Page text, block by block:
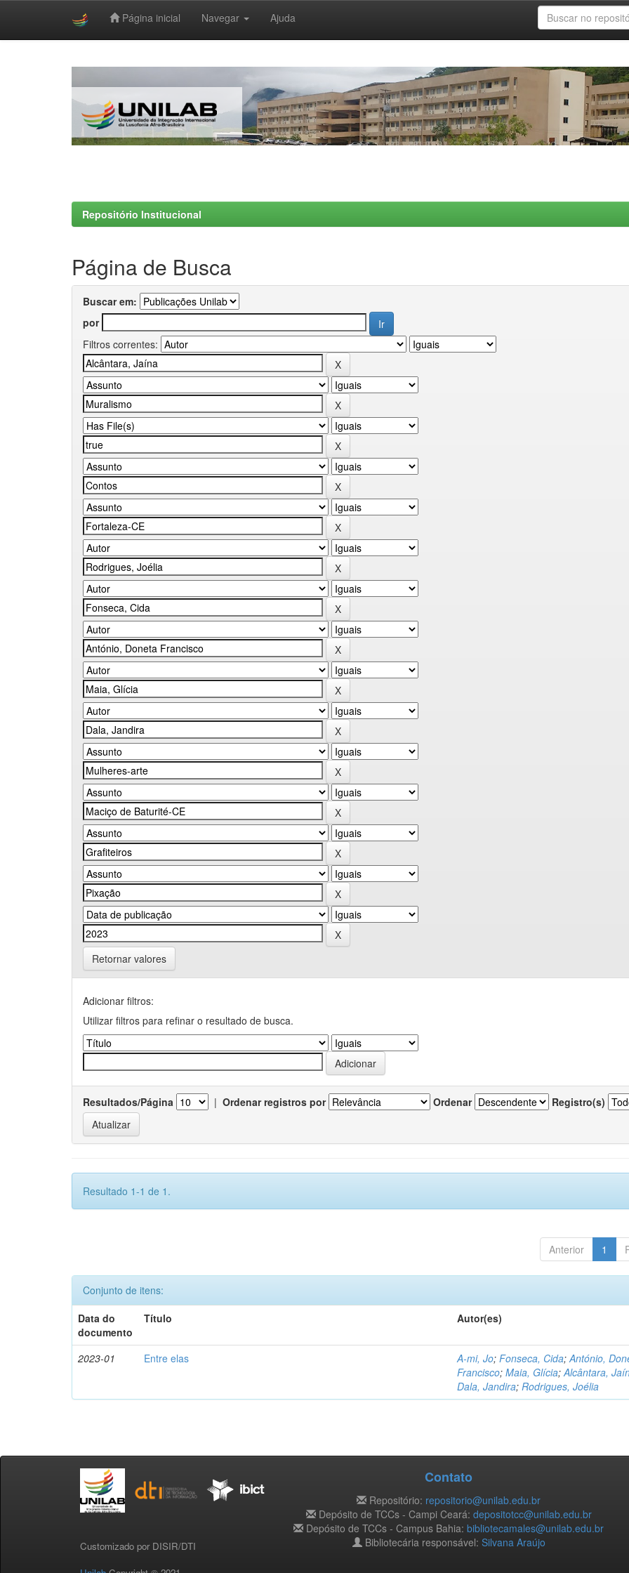
Página inicial Navegar Ajuda
Repositório Institucional
Página de Busca
Buscar em:
por
Filtros correntes:
Retornar valores
Adicionar filtros:
Utilizar filtros para refinar o resultado de busca.
Resultados/Página | Ordenar registros por Ordenar Registro(s)
Resultado 1-1 de 1.
Anterior 1
Conjunto de itens:
Data do
documento
Título Autor(es)
2023-01 Entre elas A-mi, Jo;Fonseca, Cida;António,
Francisco;Maia, Glícia;Alcântara,
Dala, Jandira;Rodrigues, Joélia
Customizado por DISIR/DTI
Contato
Repositório: repositorio@unilab.edu.br
Depósito de TCCs - Campi Ceará: depositotcc@unilab.edu.br
Depósito de TCCs - Campus Bahia: bibliotecamales@unilab.edu.br
Bibliotecária responsável: Silvana Araújo